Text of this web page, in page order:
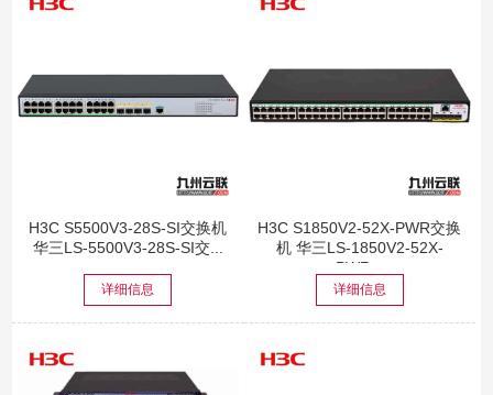
H3C S5500V3-28S-SI交换机
华三LS-5500V3-28S-SI交...
详细信息
H3C S1850V2-52X-PWR交换
机 华三LS-1850V2-52X-
PWR...
详细信息